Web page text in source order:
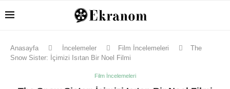
Anasayfa İncelemeler Film İncelemeleri
The
Snow Sister: İçimizi Isıtan Bir Noel Filmi
Film İncelemeleri